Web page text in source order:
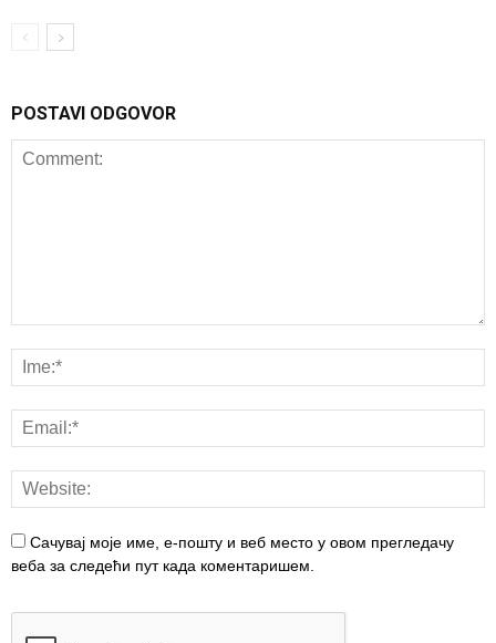
POSTAVI ODGOVOR
Сачувај моје име, е-пошту и веб место у овом прегледачу
веба за следећи пут када коментаришем.